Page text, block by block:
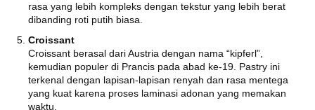
rasa yang lebih kompleks dengan tekstur yang lebih berat
dibanding roti putih biasa.
Croissant
Croissant berasal dari Austria dengan nama “kipferl”,
kemudian populer di Prancis pada abad ke-19. Pastry ini
terkenal dengan lapisan-lapisan renyah dan rasa mentega
yang kuat karena proses laminasi adonan yang memakan
waktu.